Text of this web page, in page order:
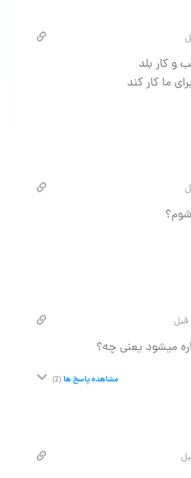
و کار بلد
ما کار کند
میشود یعنی چه؟
مشاهده پاسخ ها(2)